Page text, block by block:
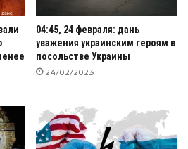
04:45, 24 февраля: дань
уважения украинским героям в
посольстве Украины
24/02/2023